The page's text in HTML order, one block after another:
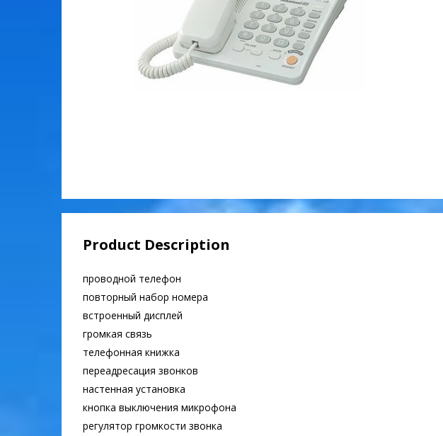
Product Description
проводной телефон
повторный набор номера
встроенный дисплей
громкая связь
телефонная книжка
переадресация звонков
настенная установка
кнопка выключения микрофона
регулятор громкости звонка